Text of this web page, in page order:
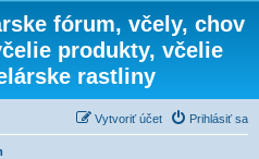
fórum, včely, chov
produkty, včelie
rastliny
Prihlásiť sa
Vytvoriť účet